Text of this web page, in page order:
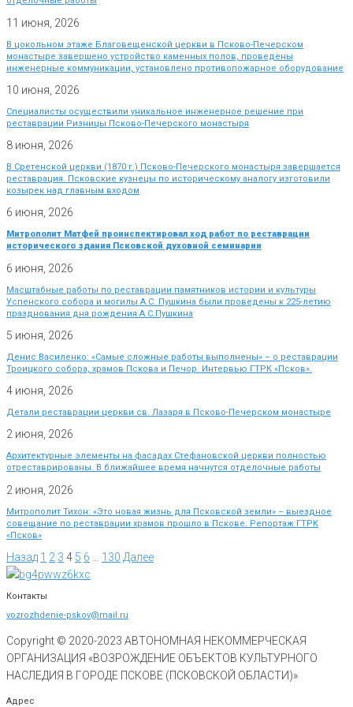
11 июня, 2026
В цокольном этаже Благовещенской церкви в Псково-Печерском
монастыре завершено устройство каменных полов, проведены
инженерные коммуникации, установлено противопожарное оборудование
10 июня, 2026
Специалисты осуществили уникальное инженерное решение при
реставрации Ризницы Псково-Печерского монастыря
8 июня, 2026
В Сретенской церкви (1870 г.) Псково-Печерского монастыря завершается
реставрация. Псковские кузнецы по историческому аналогу изготовили
козырек над главным входом
6 июня, 2026
Митрополит Матфей проинспектировал ход работ по реставрации
исторического здания Псковской духовной семинарии
6 июня, 2026
Масштабные работы по реставрации памятников истории и культуры
Успенского собора и могилы А.С. Пушкина были проведены к 225-летию
празднования дня рождения А.С.Пушкина
5 июня, 2026
Денис Василенко: «Самые сложные работы выполнены» – о реставрации
Троицкого собора, храмов Пскова и Печор. Интервью ГТРК «Псков».
4 июня, 2026
Детали реставрации церкви св. Лазаря в Псково-Печерском монастыре
2 июня, 2026
Архитектурные элементы на фасадах Стефановской церкви полностью
отреставрированы. В ближайшее время начнутся отделочные работы
2 июня, 2026
Митрополит Тихон: «Это новая жизнь для Псковской земли» – выездное
совещание по реставрации храмов прошло в Пскове. Репортаж ГТРК
«Псков»
Назад 1 2 3 4 5 6 130 Далее
Контакты
vozrozhdenie-pskov@mail.ru
Copyright © 2020-2023 АВТОНОМНАЯ НЕКОММЕРЧЕСКАЯ
ОРГАНИЗАЦИЯ «ВОЗРОЖДЕНИЕ ОБЪЕКТОВ КУЛЬТУРНОГО
НАСЛЕДИЯ В ГОРОДЕ ПСКОВЕ (ПСКОВСКОЙ ОБЛАСТИ)»
Адрес